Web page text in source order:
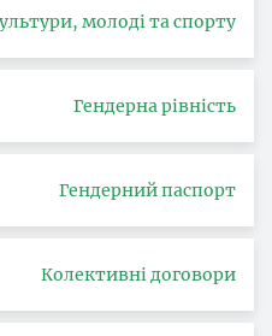
молоді та спорту
Гендерна рівність
Гендерний паспорт
Колективні договори